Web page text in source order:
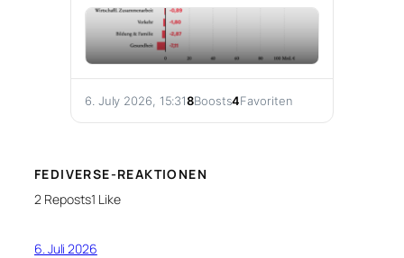
6. July 2026, 15:318Boosts4Favoriten
FEDIVERSE-REAKTIONEN
2 Reposts1 Like
6. Juli 2026